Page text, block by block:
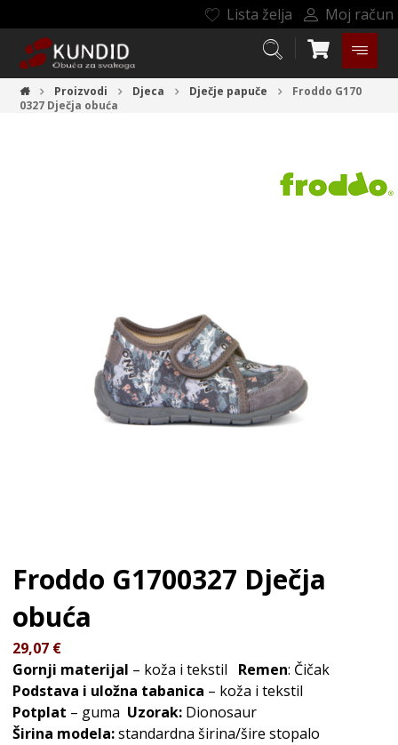
Lista želja Moj račun
Proizvodi Djeca Dječje papuče
Froddo G170
0327 Dječja obuća
Froddo G1700327 Dječja
obuća
29,07 €
Gornji materijal – koža i tekstil Remen: Čičak
Podstava i uložna tabanica – koža i tekstil
Potplat – guma Uzorak: Dionosaur
Širina modela:standardna širina/šire stopalo